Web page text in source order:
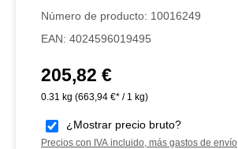
Número de producto: 10016249
EAN: 4024596019495
Precio normal:
205,82 €
0.31 kg (663,94 €* / 1 kg)
¿Mostrar precio bruto?
Precios con IVA incluido, más gastos de envío